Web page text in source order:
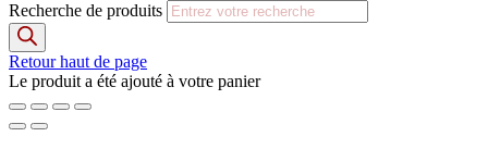
Recherche de produits
Retour haut de page
Le produit a été ajouté à votre panier